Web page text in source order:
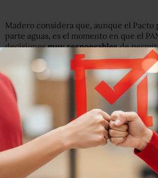
Madero considera que, aunque el Pacto
parte aguas, es el momento en que el
decisionesmuy responsablesde
grandes reformas, pero con la misma
intensidad y la fuerza oponernos a las
perjudiciales”.